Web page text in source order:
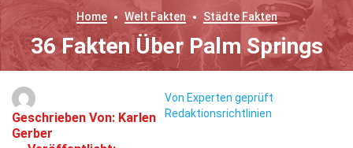
Home Welt Fakten StädteFakten
36 Fakten Über Palm Springs
Geschrieben Von: Karlen
Gerber
Von Experten geprüft
Redaktionsrichtlinien